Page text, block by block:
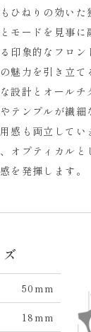
ひねりの効い
モードを見事に
印象的なフロン
魅力を引き立
設計とオール
テンプルが繊細
感も両立してい
オプティカルと
を発揮します。
50mm
18mm